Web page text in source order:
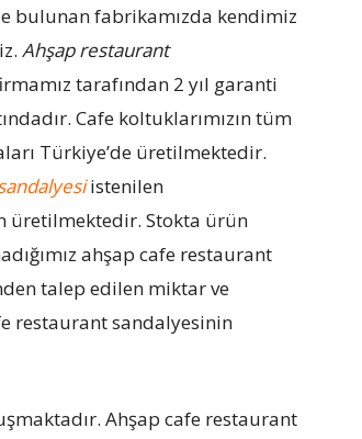
bulunan fabrikamızda kendimiz
Ahşap restaurant
tarafından 2 yıl garanti
Cafe koltuklarımızın tüm
Türkiye’de üretilmektedir.
istenilen
üretilmektedir. Stokta ürün
ahşap cafe restaurant
talep edilen miktar ve
restaurant sandalyesinin
Ahşap cafe restaurant